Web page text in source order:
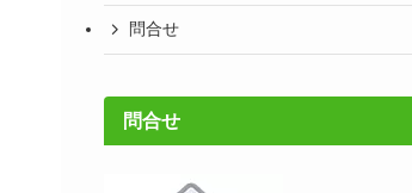
問合せ
問合せ